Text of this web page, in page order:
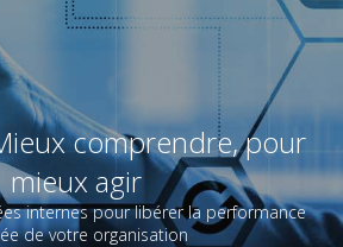
comprendre, pour
mieux agir
internes pour libérer la performance
de votre organisation